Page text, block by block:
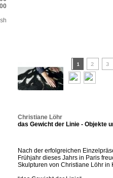
Christiane Löhr
das Gewicht der Linie - Objekte
Nach der erfolgreichen
Frühjahr dieses Jahrs in Paris
Skulpturen von Christiane Löhr in